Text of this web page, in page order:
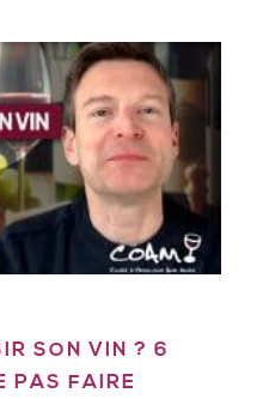
SON VIN ? 6
PAS FAIRE